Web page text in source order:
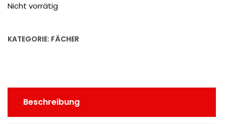
Nicht vorrätig
KATEGORIE: FÄCHER
Beschreibung